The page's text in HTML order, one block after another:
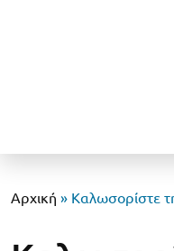
Αρχική » Καλωσορίστε